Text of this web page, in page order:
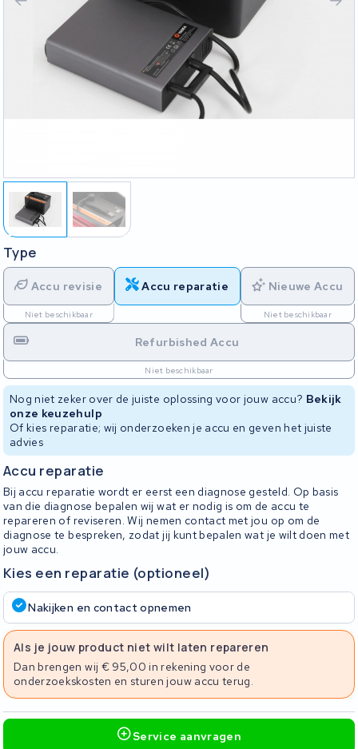
Type
Accu revisie
Niet beschikbaar
Accu reparatie Nieuwe Accu
Niet beschikbaar
Refurbished Accu
Niet beschikbaar
Nog niet zeker over de juiste oplossing voor jouw accu? Bekijk
onze keuzehulp
Of kies reparatie; wij onderzoeken je accu en geven het juiste
advies
Accu reparatie
Bij accu reparatie wordt er eerst een diagnose gesteld. Op basis
van die diagnose bepalen wij wat er nodig is om de accu te
repareren of reviseren. Wij nemen contact met jou op om de
diagnose te bespreken, zodat jij kunt bepalen wat je wilt doen met
jouw accu.
Kies een reparatie (optioneel)
Nakijken en contact opnemen
Als je jouw product niet wilt laten repareren
Dan brengen wij € 95,00 in rekening voor de
onderzoekskosten en sturen jouw accu terug.
Service aanvragen